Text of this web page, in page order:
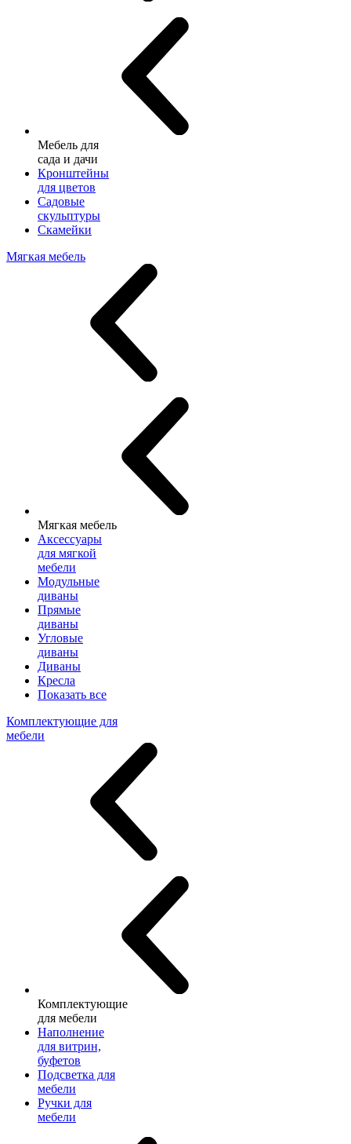
Мебель для
сада и дачи
Кронштейны
для цветов
Садовые
скульптуры
Скамейки
Мягкая мебель
Мягкая мебель
Аксессуары
для мягкой
мебели
Модульные
диваны
Прямые
диваны
Угловые
диваны
Диваны
Кресла
Показать все
Комплектующие для
мебели
Комплектующие
для мебели
Наполнение
для витрин,
буфетов
Подсветка для
мебели
Ручки для
мебели